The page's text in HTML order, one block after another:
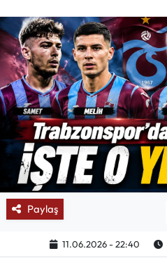
Paylaş
11.06.2026 - 22:40
Röportaj
Manşet
Köşe Yazıları
Karikatür Galeri
BIK
ASTROLOJİ